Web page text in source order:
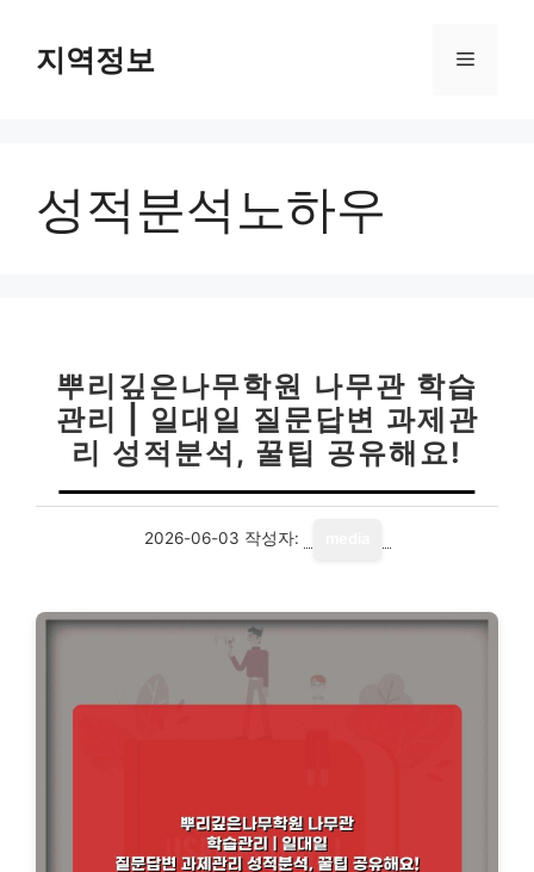
지역정보 메
성적분석노하우
뿌리깊은나무학원 나무관 학습
관리 | 일대일 질문답변 과제관
리 성적분석, 꿀팁 공유해요!
2026-06-03 작성자: